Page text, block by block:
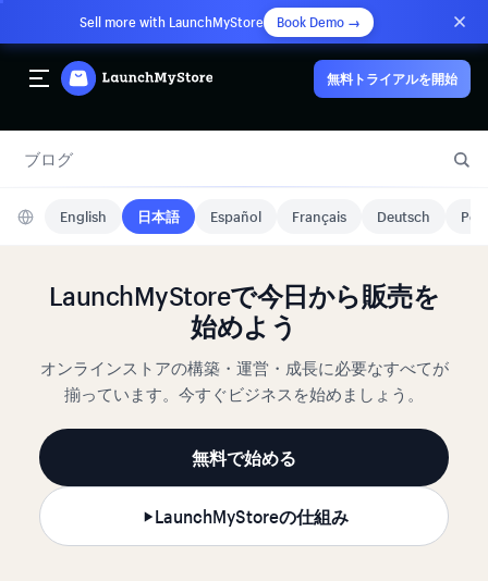
Sell more with LaunchMyStore Book Demo →
無料トライアルを開始
ブログ
English 日本語 Español Français Deutsch
LaunchMyStoreで今日から販売を
始めよう
オンラインストアの構築・運営・成長に必要なすべてが
揃っています。今すぐビジネスを始めましょう。
無料で始める
LaunchMyStoreの仕組み